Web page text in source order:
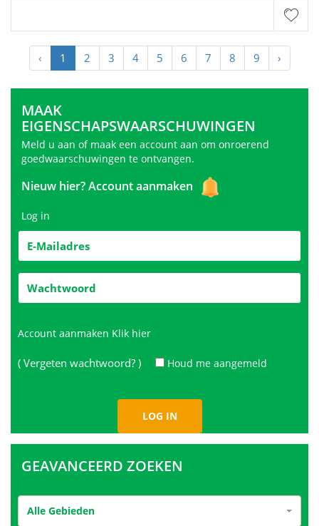
‹ 1 2 3 4 5 6 7 8 9 ›
MAAK
EIGENSCHAPSWAARSCHUWINGEN
Meld u aan of maak een account aan om onroerend
goedwaarschuwingen te ontvangen.
Nieuw hier?Account aanmaken
Log in
Account aanmaken Klik hier
( Vergeten wachtwoord? ) Houd me aangemeld
GEAVANCEERD ZOEKEN
Alle Gebieden